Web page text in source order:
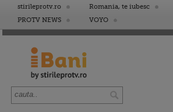
stirileprotv.ro Romania, te iubesc
PROTV NEWS
VOYO